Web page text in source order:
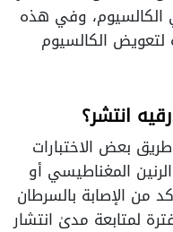
وفي هذه
لتعويض الكالسيوم
انتشر؟
بعض الاختبارات
المغناطيسي أو
من الإصابة بالسرطان
لمتابعة مدىٰ انتشار